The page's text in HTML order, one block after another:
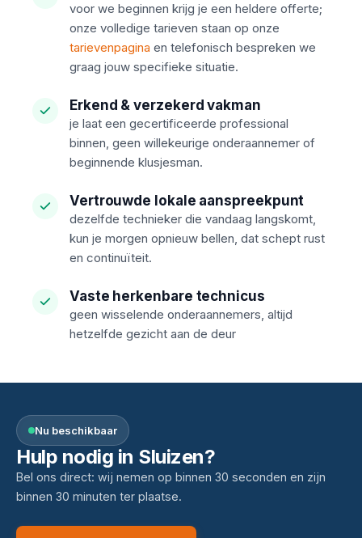
voor we beginnen krijg je een heldere offerte;
onze volledige tarieven staan op onze
tarievenpagina en telefonisch bespreken we
graag jouw specifieke situatie.
Erkend & verzekerd vakman
je laat een gecertificeerde professional
binnen, geen willekeurige onderaannemer of
beginnende klusjesman.
Vertrouwde lokale aanspreekpunt
dezelfde technieker die vandaag langskomt,
kun je morgen opnieuw bellen, dat schept rust
en continuïteit.
Vaste herkenbare technicus
geen wisselende onderaannemers, altijd
hetzelfde gezicht aan de deur
Nu beschikbaar
Hulp nodig in Sluizen?
Bel ons direct: wij nemen op binnen 30 seconden en zijn
binnen 30 minuten ter plaatse.